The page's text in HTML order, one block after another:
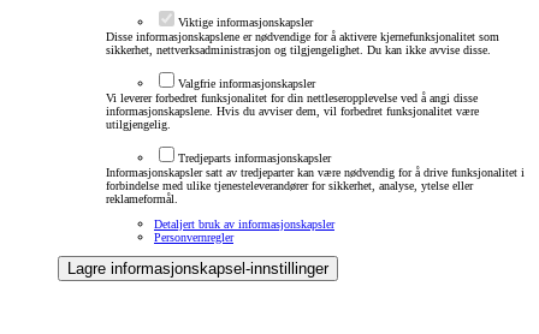
Viktige informasjonskapsler
Disse informasjonskapslene er nødvendige for å aktivere kjernefunksjonalitet som
sikkerhet, nettverksadministrasjon og tilgjengelighet. Du kan ikke avvise disse.
Valgfrie informasjonskapsler
Vi leverer forbedret funksjonalitet for din nettleseropplevelse ved å angi disse
informasjonskapslene. Hvis du avviser dem, vil forbedret funksjonalitet være
utilgjengelig.
Tredjeparts informasjonskapsler
Informasjonskapsler satt av tredjeparter kan være nødvendig for å drive funksjonalitet i
forbindelse med ulike tjenesteleverandører for sikkerhet, analyse, ytelse eller
reklameformål.
Detaljert bruk av informasjonskapsler
Personvernregler
Lagre informasjonskapsel-innstillinger